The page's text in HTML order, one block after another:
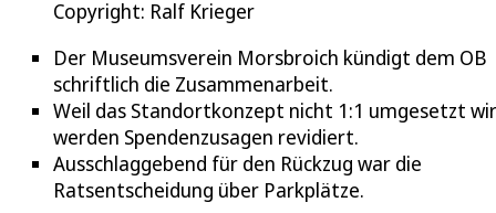
Copyright: Ralf Krieger
Der Museumsverein Morsbroich kündigt dem OB
schriftlich die Zusammenarbeit.
Weil das Standortkonzept nicht 1:1 umgesetzt
werden Spendenzusagen revidiert.
Ausschlaggebend für den Rückzug war die
Ratsentscheidung über Parkplätze.